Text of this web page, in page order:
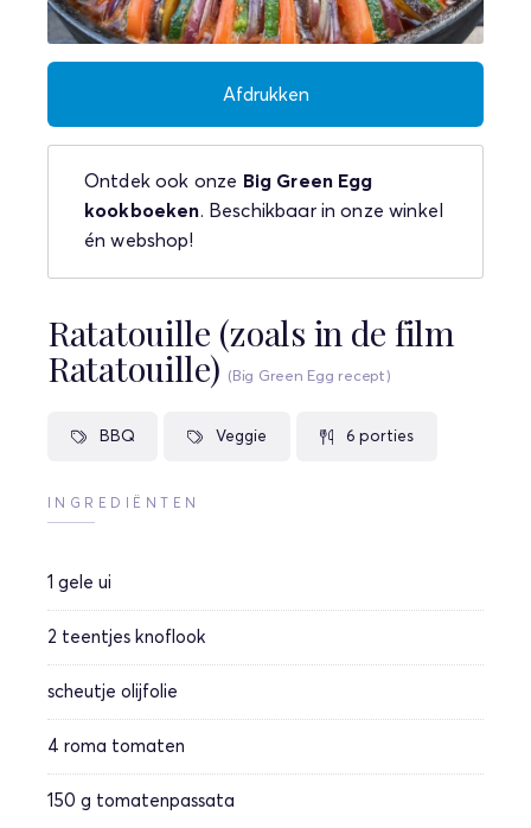
Afdrukken
Ontdek ook onze Big Green Egg
kookboeken. Beschikbaar in onze winkel
én webshop!
Ratatouille (zoals in de film
Ratatouille) (Big Green Egg recept)
BBQ Veggie 6 porties
INGREDIËNTEN
1 gele ui
2 teentjes knoflook
scheutje olijfolie
4 roma tomaten
150 g tomatenpassata